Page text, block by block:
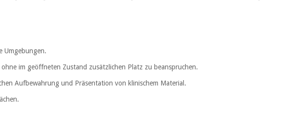
Umgebungen.
im geöffneten Zustand zusätzlichen Platz zu beanspruchen.
Aufbewahrung und Präsentation von klinischem Material.